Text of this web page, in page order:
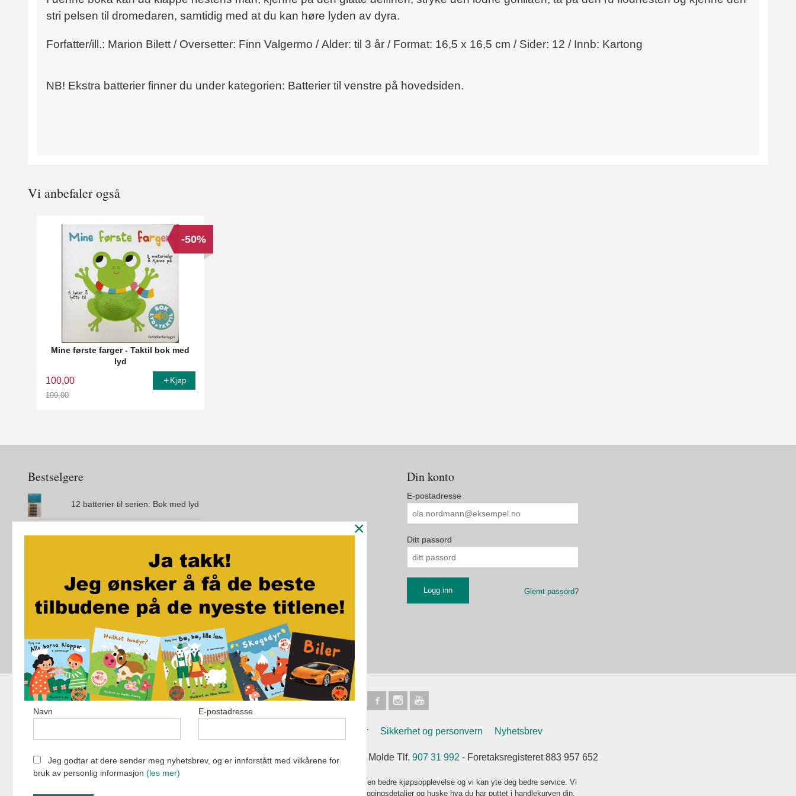
stri pelsen til dromedaren, samtidig med at du kan høre lyden av dyra.
Forfatter/ill.: Marion Bilett / Oversetter: Finn Valgermo /Alder: til 3 år / Format: 16,5 x 16,5 cm / Sider: 12 / Innb: Kartong
NB! Ekstra batterier finner du under kategorien: Batterier til venstre på hovedsiden.
Vi anbefaler også
Mine første farger - Taktil bok med
lyd
100,00
199,00
-50%
Kjøp
Bestselgere
12 batterier til serien: Bok med lyd
Den magiske øya
City Maze - London - Brettspill
Jo vil ikke bæsje på do
Din konto
E-postadresse
Ditt passord
Glemt passord?
Kjøpsbetingelser Sikkerhet og personvern Nyhetsbrev
Fortellerforlaget Eikremsvingen 31 6422 Molde Tlf. 907 31 992 - Foretaksregisteret 883 957 652
Vår nettbutikk bruker cookies slik at du får en bedre kjøpsopplevelse og vi kan yte deg bedre service. Vi
bruker cookies hovedsaklig til å lagre innloggingsdetaljer og huske hva du har puttet i handlekurven din.
×
Navn E-postadresse
Jeg godtar at dere sender meg nyhetsbrev, og er innforstått med vilkårene for
bruk av personlig informasjon (les mer)